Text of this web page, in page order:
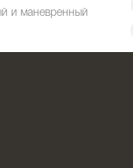
и маневренный